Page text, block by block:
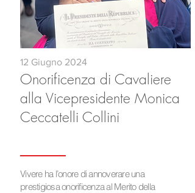
12 Giugno 2024
Onorificenza di Cavaliere
alla Vicepresidente Monica
Ceccatelli Collini
Vivere ha l’onore di annoverare una
prestigiosa onorificenza al Merito della